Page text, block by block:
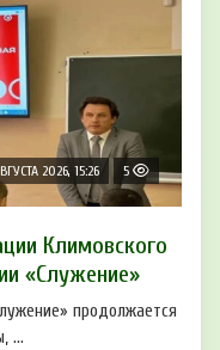
2026, 15:26 5
Климовского
«Служение»
продолжается
...